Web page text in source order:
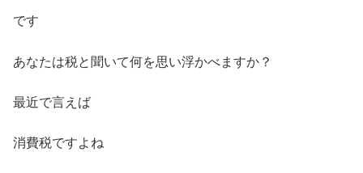
です
あなたは税と聞いて何を思い浮かべますか？
最近で言えば
消費税ですよね